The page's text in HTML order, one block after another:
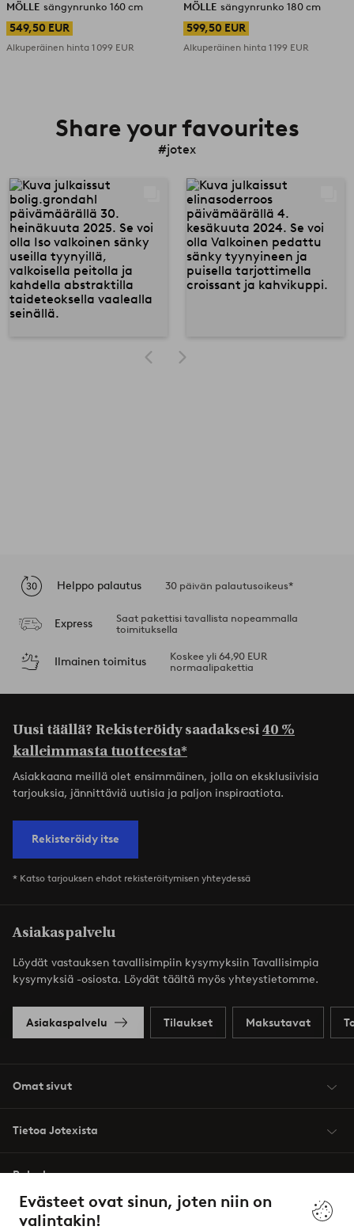
Evästeet ovat sinun, joten niin on
valintakin!
MÖLLE sängynrunko 160 cm
549,50 EUR
Alkuperäinen hinta 1 099 EUR
MÖLLE sängynrunko 180 cm
599,50 EUR
Alkuperäinen hinta 1 199 EUR
Share your favourites
#jotex
Helppo palautus 30 päivän palautusoikeus*
Express
Saat pakettisi tavallista nopeammalla
toimituksella
Ilmainen toimitus
Koskee yli 64,90 EUR
normaalipakettia
Uusi täällä? Rekisteröidy saadaksesi40 %
kalleimmasta tuotteesta*
Asiakkaana meillä olet ensimmäinen, jolla on eksklusiivisia
tarjouksia, jännittäviä uutisia ja paljon inspiraatiota.
Rekisteröidy itse
* Katso tarjouksen ehdot rekisteröitymisen yhteydessä
Asiakaspalvelu
Löydät vastauksen tavallisimpiin kysymyksiin Tavallisimpia
kysymyksiä -osiosta. Löydät täältä myös yhteystietomme.
Asiakaspalvelu Tilaukset Maksutavat
Omat sivut
Tietoa Jotexista
Palvelumme
Ehdot